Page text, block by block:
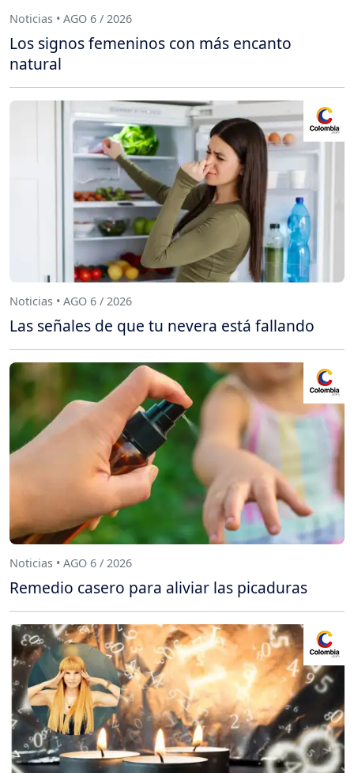
Noticias • AGO 6 / 2026
Los signos femeninos con más encanto
natural
Noticias • AGO 6 / 2026
Las señales de que tu nevera está fallando
Noticias • AGO 6 / 2026
Remedio casero para aliviar las picaduras